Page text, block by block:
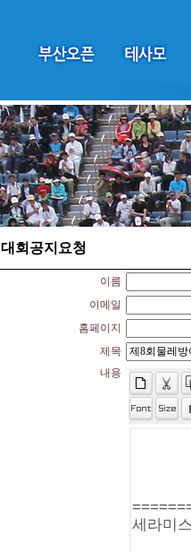
대회공지요청
이름
이메일
홈페이지
제목
내용